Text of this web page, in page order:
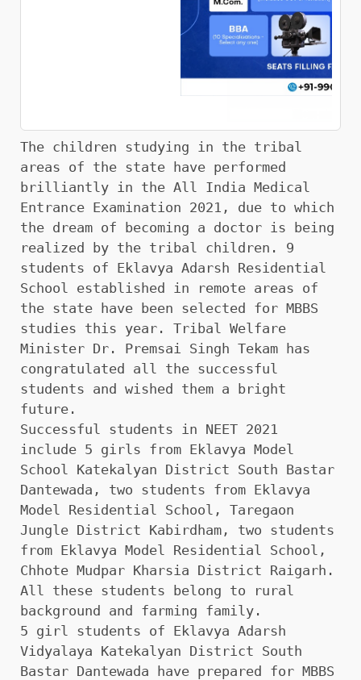
The children studying in the tribal
areas of the state have performed
brilliantly in the All India Medical
Entrance Examination 2021, due to which
the dream of becoming a doctor is being
realized by the tribal children. 9
students of Eklavya Adarsh ​​Residential
School established in remote areas of
the state have been selected for MBBS
studies this year. Tribal Welfare
Minister Dr. Premsai Singh Tekam has
congratulated all the successful
students and wished them a bright
future.
Successful students in NEET 2021
include 5 girls from Eklavya Model
School Katekalyan District South Bastar
Dantewada, two students from Eklavya
Model Residential School, Taregaon
Jungle District Kabirdham, two students
from Eklavya Model Residential School,
Chhote Mudpar Kharsia District Raigarh.
All these students belong to rural
background and farming family.
5 girl students of Eklavya Adarsh ​​
Vidyalaya Katekalyan District South
Bastar Dantewada have prepared for MBBS